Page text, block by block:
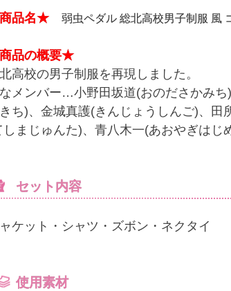
品名★ 弱虫ペダル 総北高校男子制服 風
品の概要★
高校の男子制服を再現しました。
メンバー…小野田坂道(おのださかみ
ち)、金城真護(きんじょうしんご)、
しまじゅんた)、青八木一(あおやぎはじ
セット内容
ケット・シャツ・ズボン・ネクタイ
使用素材